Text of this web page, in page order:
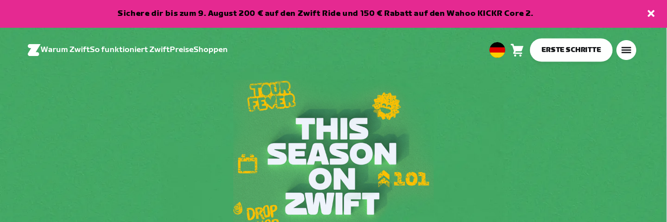
Sichere dir bis zum 9. August 200 € auf den Zwift Ride und 150 € Rabatt auf den Wahoo KICKR Core 2.
Warum ZwiftSo funktioniert ZwiftPreiseShoppen
EuropeanWarenkorb0
ERSTE SCHRITTE